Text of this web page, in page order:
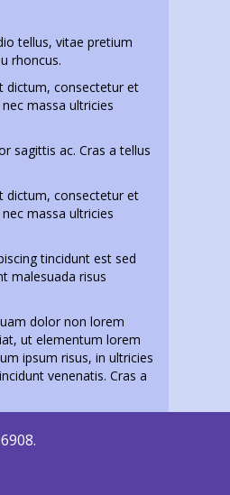
tellus, vitae pretium
rhoncus.
dictum, consectetur et
massa ultricies
sagittis ac. Cras a tellus
dictum, consectetur et
massa ultricies
tincidunt est sed
malesuada risus
dolor non lorem
ut elementum lorem
ipsum risus, in ultricies
venenatis. Cras a